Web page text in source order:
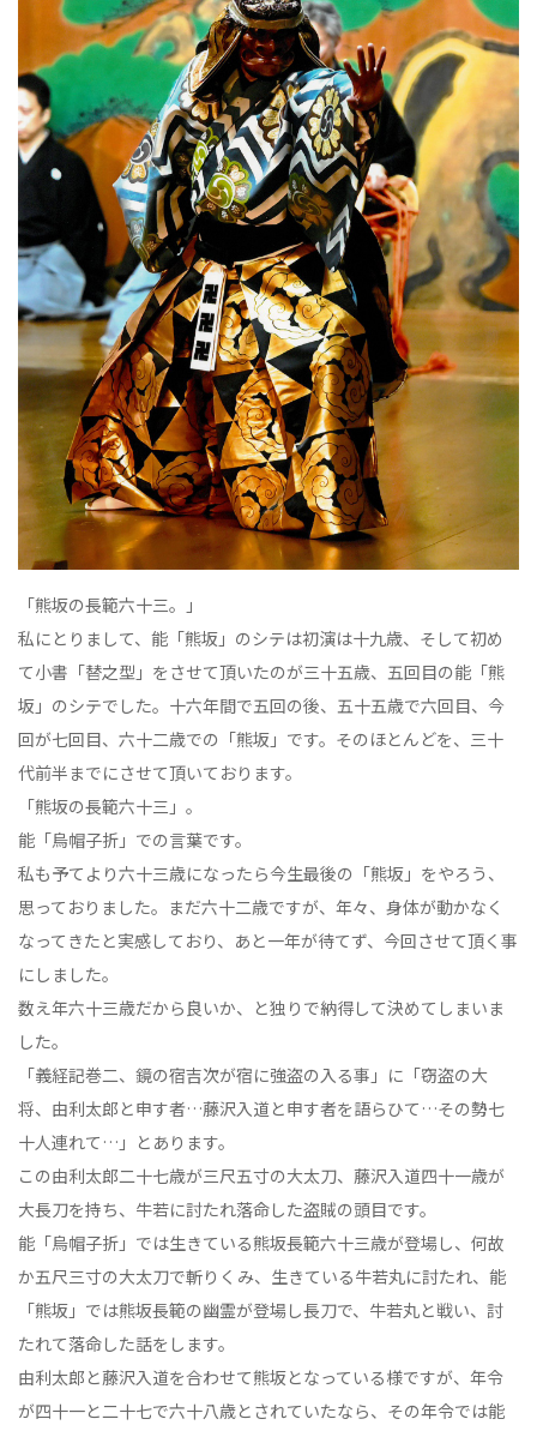
「熊坂の長範六十三。」
私にとりまして、能「熊坂」のシテは初演は十九歳、そして初め
て小書「替之型」をさせて頂いたのが三十五歳、五回目の能「熊
坂」のシテでした。十六年間で五回の後、五十五歳で六回目、今
回が七回目、六十二歳での「熊坂」です。そのほとんどを、三十
代前半までにさせて頂いております。
「熊坂の長範六十三」。
能「烏帽子折」での言葉です。
私も予てより六十三歳になったら今生最後の「熊坂」をやろう、
思っておりました。まだ六十二歳ですが、年々、身体が動かなく
なってきたと実感しており、あと一年が待てず、今回させて頂く事
にしました。
数え年六十三歳だから良いか、と独りで納得して決めてしまいま
した。
「義経記巻二、鏡の宿吉次が宿に強盗の入る事」に「窃盗の大
将、由利太郎と申す者…藤沢入道と申す者を語らひて…その勢七
十人連れて…」とあります。
この由利太郎二十七歳が三尺五寸の大太刀、藤沢入道四十一歳が
大長刀を持ち、牛若に討たれ落命した盗賊の頭目です。
能「烏帽子折」では生きている熊坂長範六十三歳が登場し、何故
か五尺三寸の大太刀で斬りくみ、生きている牛若丸に討たれ、能
「熊坂」では熊坂長範の幽霊が登場し長刀で、牛若丸と戦い、討
たれて落命した話をします。
由利太郎と藤沢入道を合わせて熊坂となっている様ですが、年令
が四十一と二十七で六十八歳とされていたなら、その年令では能